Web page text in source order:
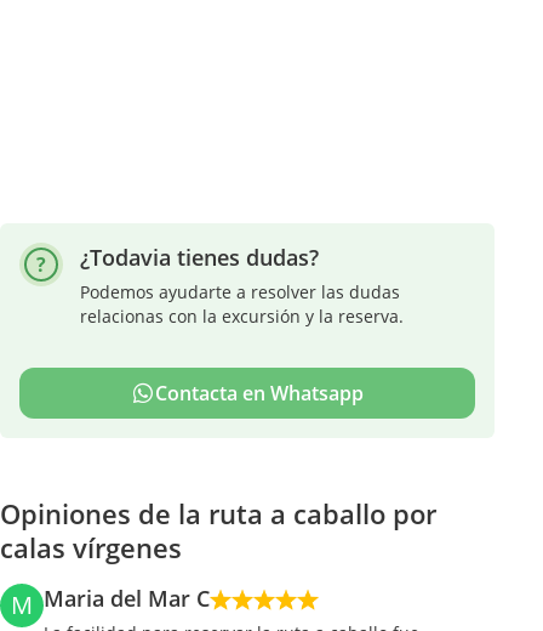
¿Todavia tienes dudas?
Podemos ayudarte a resolver las dudas
relacionas con la excursión y la reserva.
Contacta en Whatsapp
Opiniones de la ruta a caballo por
calas vírgenes
M Maria del Mar C